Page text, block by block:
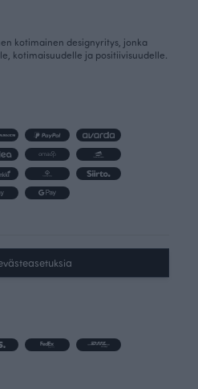
kotimainen designyritys, jonka
kotimaisuudelle ja positiivisuudelle.